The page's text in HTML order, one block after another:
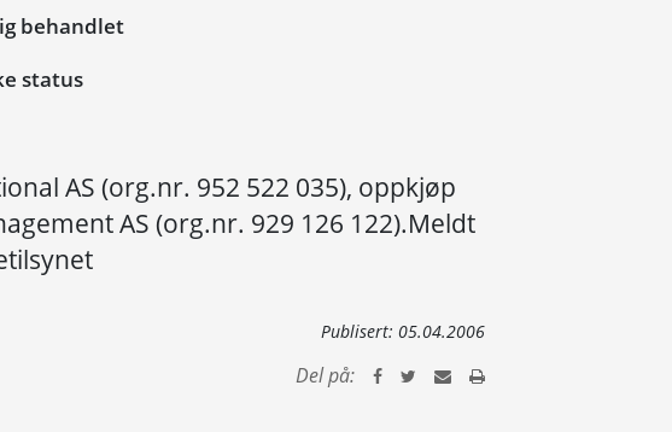
behandlet
status
AS (org.nr. 952 522 035), oppkjøp
AS (org.nr. 929 126 122).Meldt
Publisert: 05.04.2006
Del på: